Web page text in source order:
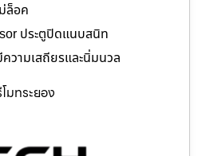
ล็อค
ประตูปิดแนบสนิท
วามเสถียรและนิ่มนวล
มทระยอง